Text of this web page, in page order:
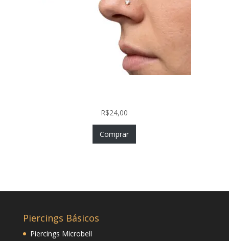
R$24,00
Comprar
Piercings Básicos
Piercings Microbell